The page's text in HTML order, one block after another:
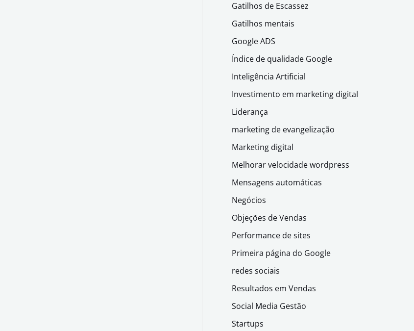
Gatilhos de Escassez
Gatilhos mentais
Google ADS
Índice de qualidade Google
Inteligência Artificial
Investimento em marketing digital
Liderança
marketing de evangelização
Marketing digital
Melhorar velocidade wordpress
Mensagens automáticas
Negócios
Objeções de Vendas
Performance de sites
Primeira página do Google
redes sociais
Resultados em Vendas
Social Media Gestão
Startups